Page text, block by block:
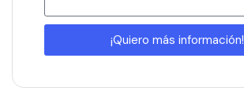
¡Quiero más información!